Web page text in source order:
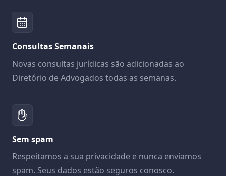
Consultas Semanais
Novas consultas jurídicas são adicionadas ao
Diretório de Advogados todas as semanas.
Sem spam
Respeitamos a sua privacidade e nunca enviamos
spam. Seus dados estão seguros conosco.